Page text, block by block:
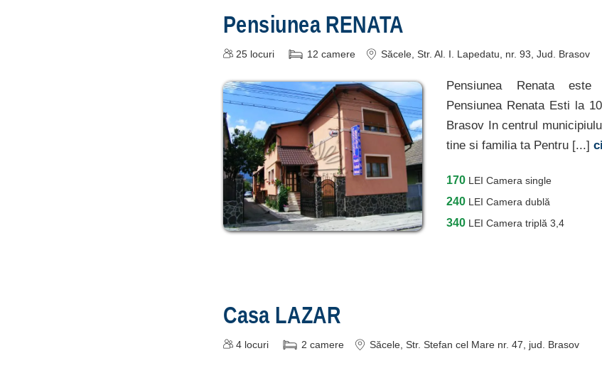
Pensiunea RENATA
25 locuri 12 camere Săcele , Str. Al. I. Lapedatu, nr. 93 , Jud. Brasov
Pensiunea Renata este
Pensiunea Renata Esti la
Brasov In centrul
tine si familia ta Pentru [...]
170 LEI Camera single
240 LEI Camera dublă
340 LEI Camera triplă 3,4
Casa LAZAR
4 locuri 2 camere Săcele , Str. Stefan cel Mare nr. 47 , jud. Brasov